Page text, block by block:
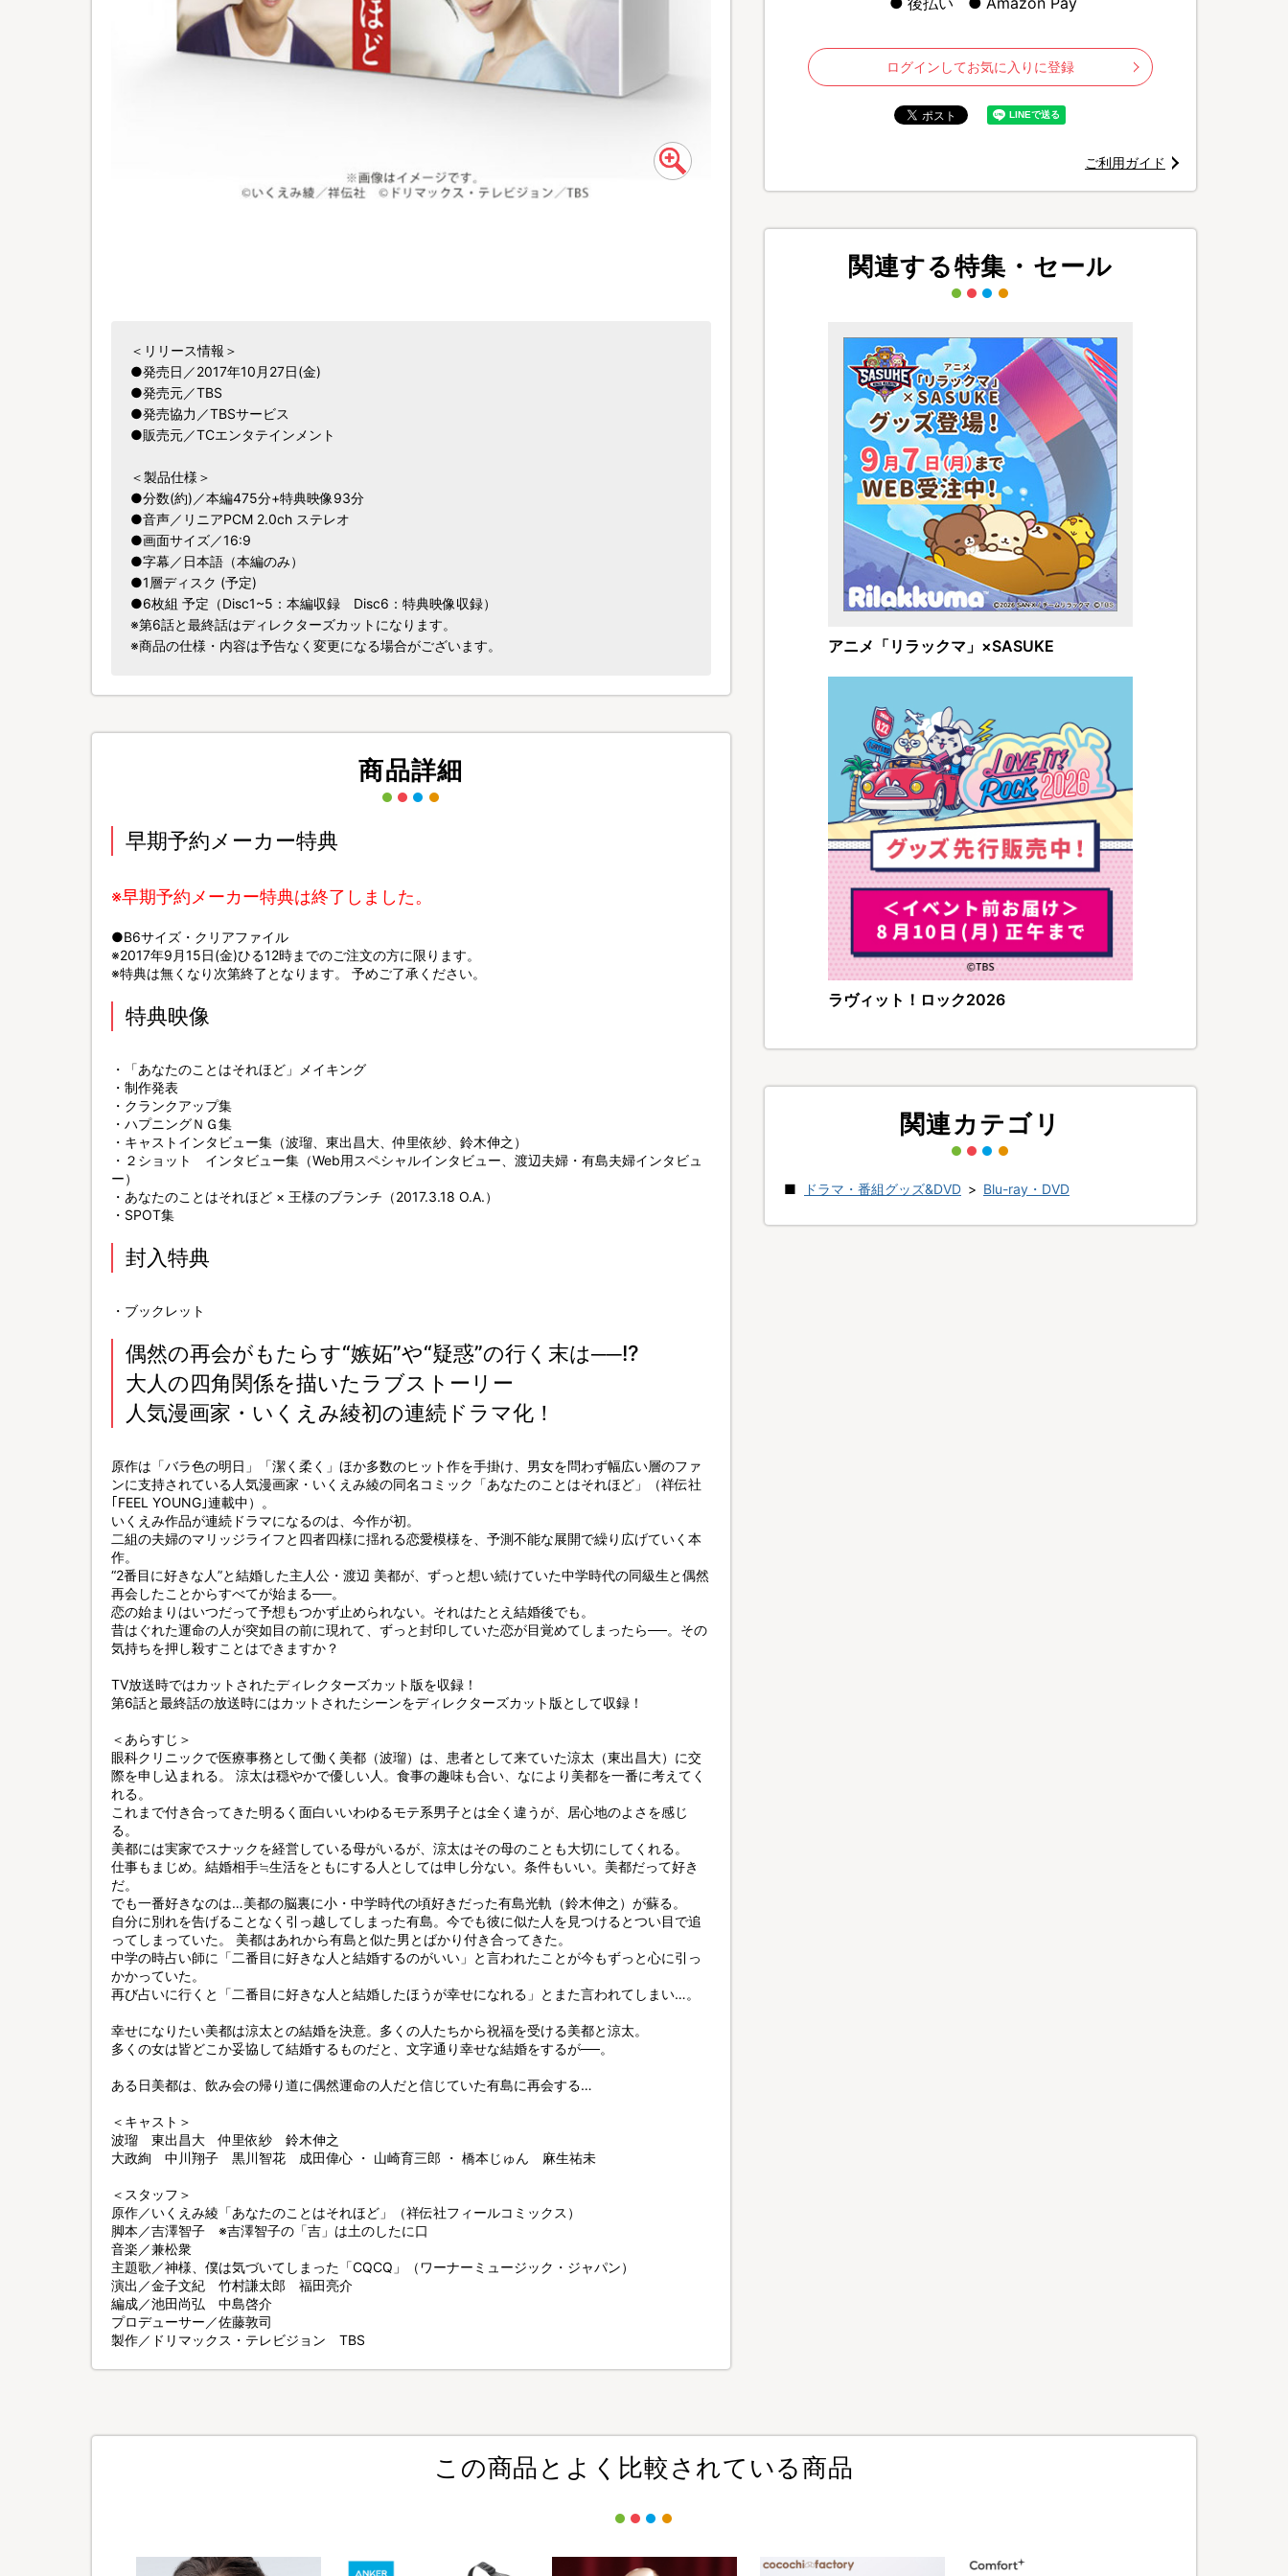
＜リリース情報＞
●発売日／2017年10月27日(金)
●発売元／TBS
●発売協力／TBSサービス
●販売元／TCエンタテインメント
＜製品仕様＞
●分数(約)／本編475分+特典映像93分
●音声／リニアPCM 2.0ch ステレオ
●画面サイズ／16:9
●字幕／日本語（本編のみ）
●1層ディスク (予定)
●6枚組 予定（Disc1~5：本編収録 Disc6：特典映像収録）
※第6話と最終話はディレクターズカットになります。
※商品の仕様・内容は予告なく変更になる場合がございます。
商品詳細
早期予約メーカー特典
※早期予約メーカー特典は終了しました。
●B6サイズ・クリアファイル
※2017年9月15日(金)ひる12時までのご注文の方に限ります。
※特典は無くなり次第終了となります。 予めご了承ください。
特典映像
・「あなたのことはそれほど」メイキング
・制作発表
・クランクアップ集
・ハプニングＮＧ集
・キャストインタビュー集（波瑠、東出昌大、仲里依紗、鈴木伸之）
・２ショット インタビュー集（Web用スペシャルインタビュー、渡辺夫婦・有島夫婦インタビュ
ー）
・あなたのことはそれほど × 王様のブランチ（2017.3.18 O.A.）
・SPOT集
封入特典
・ブックレット
偶然の再会がもたらす“嫉妬”や“疑惑”の行く末は──!?
大人の四角関係を描いたラブストーリー
人気漫画家・いくえみ綾初の連続ドラマ化！
原作は「バラ色の明日」「潔く柔く」ほか多数のヒット作を手掛け、男女を問わず幅広い層のファ
ンに支持されている人気漫画家・いくえみ綾の同名コミック「あなたのことはそれほど」（祥伝社
｢FEEL YOUNG｣連載中）。
いくえみ作品が連続ドラマになるのは、今作が初。
二組の夫婦のマリッジライフと四者四様に揺れる恋愛模様を、予測不能な展開で繰り広げていく本
作。
“2番目に好きな人”と結婚した主人公・渡辺 美都が、ずっと想い続けていた中学時代の同級生と偶然
再会したことからすべてが始まる──。
恋の始まりはいつだって予想もつかず止められない。それはたとえ結婚後でも。
昔はぐれた運命の人が突如目の前に現れて、ずっと封印していた恋が目覚めてしまったら──。その
気持ちを押し殺すことはできますか？
TV放送時ではカットされたディレクターズカット版を収録！
第6話と最終話の放送時にはカットされたシーンをディレクターズカット版として収録！
＜あらすじ＞
眼科クリニックで医療事務として働く美都（波瑠）は、患者として来ていた涼太（東出昌大）に交
際を申し込まれる。 涼太は穏やかで優しい人。食事の趣味も合い、なにより美都を一番に考えてく
れる。
これまで付き合ってきた明るく面白いいわゆるモテ系男子とは全く違うが、居心地のよさを感じ
る。
美都には実家でスナックを経営している母がいるが、涼太はその母のことも大切にしてくれる。
仕事もまじめ。結婚相手≒生活をともにする人としては申し分ない。条件もいい。美都だって好き
だ。
でも一番好きなのは…美都の脳裏に小・中学時代の頃好きだった有島光軌（鈴木伸之）が蘇る。
自分に別れを告げることなく引っ越してしまった有島。今でも彼に似た人を見つけるとつい目で追
ってしまっていた。 美都はあれから有島と似た男とばかり付き合ってきた。
中学の時占い師に「二番目に好きな人と結婚するのがいい」と言われたことが今もずっと心に引っ
かかっていた。
再び占いに行くと「二番目に好きな人と結婚したほうが幸せになれる」とまた言われてしまい…。
幸せになりたい美都は涼太との結婚を決意。多くの人たちから祝福を受ける美都と涼太。
多くの女は皆どこか妥協して結婚するものだと、文字通り幸せな結婚をするが──。
ある日美都は、飲み会の帰り道に偶然運命の人だと信じていた有島に再会する…
＜キャスト＞
波瑠 東出昌大 仲里依紗 鈴木伸之
大政絢 中川翔子 黒川智花 成田偉心 ・ 山崎育三郎 ・ 橋本じゅん 麻生祐未
＜スタッフ＞
原作／いくえみ綾「あなたのことはそれほど」（祥伝社フィールコミックス）
脚本／吉澤智子 ※吉澤智子の「吉」は土のしたに口
音楽／兼松衆
主題歌／神様、僕は気づいてしまった「CQCQ」（ワーナーミュージック・ジャパン）
演出／金子文紀 竹村謙太郎 福田亮介
編成／池田尚弘 中島啓介
プロデューサー／佐藤敦司
製作／ドリマックス・テレビジョン TBS
ログインしてお気に入りに登録
ご利用ガイド
関連する特集・セール
アニメ「リラックマ」×SASUKE
ラヴィット！ロック2026
関連カテゴリ
ドラマ・番組グッズ&DVD > Blu-ray・DVD
この商品とよく比較されている商品